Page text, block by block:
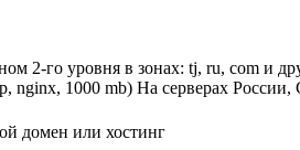
2-го уровня в зонах: tj, ru, com и
nginx, 1000 mb) На серверах
домен или хостинг